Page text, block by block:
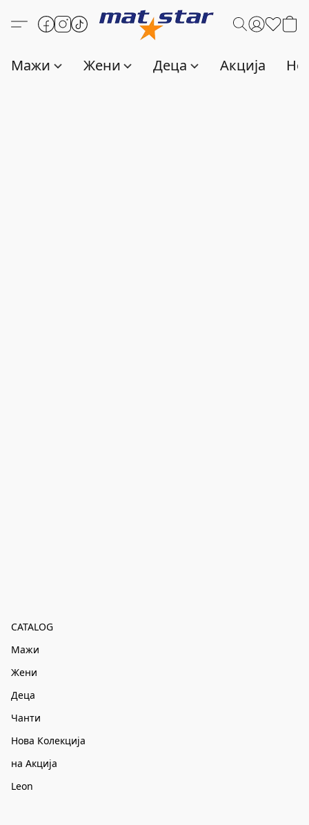
Мажи Жени Деца Акција
CATALOG
Мажи
Жени
Деца
Чанти
Нова Колекција
на Акција
Leon